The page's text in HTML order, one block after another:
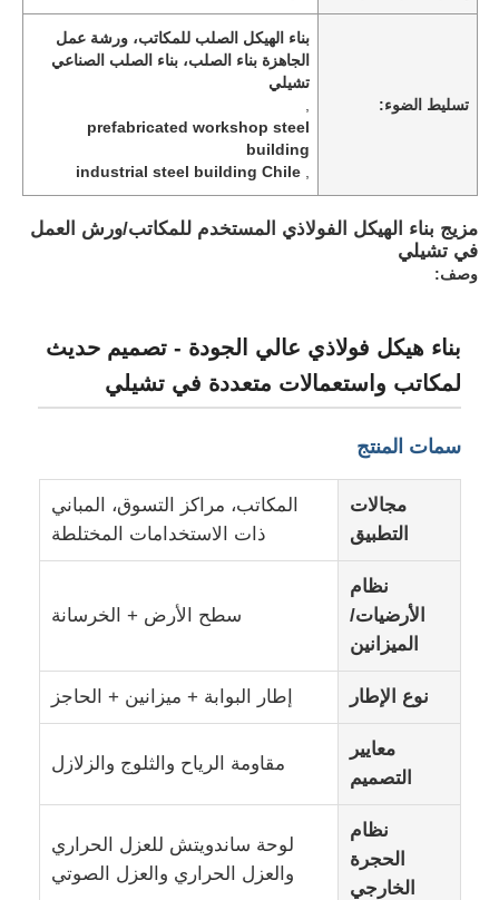
بيت
معلومات عنا
جولة في المصنع
تسليط الضوء:
بناء الهيكل الصلب للمكاتب، ورشة عمل
الجاهزة بناء الصلب، بناء الصلب الصناعي
تشيلي
prefabricated workshop steel
building
,
industrial steel building Chile
مزيج بناء الهيكل الفولاذي المستخدم للمكاتب/ورش العمل
في تشيلي
وصف:
بناء هيكل فولاذي عالي الجودة - تصميم حديث
لمكاتب واستعمالات متعددة في تشيلي
سمات المنتج
مجالات
التطبيق
المكاتب، مراكز التسوق، المباني
ذات الاستخدامات المختلطة
نظام
الأرضيات/
الميزانين
سطح الأرض + الخرسانة
نوع الإطار إطار البوابة + ميزانين + الحاجز
معايير
التصميم
مقاومة الرياح والثلوج والزلازل
نظام
الحجرة
الخارجي
لوحة ساندويتش للعزل الحراري
والعزل الحراري والعزل الصوتي